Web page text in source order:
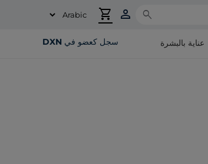
Search
person
shopping_cart
عناية بالبشرة سجل كعضو في DXN